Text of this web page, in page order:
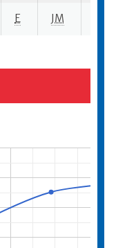
E JM